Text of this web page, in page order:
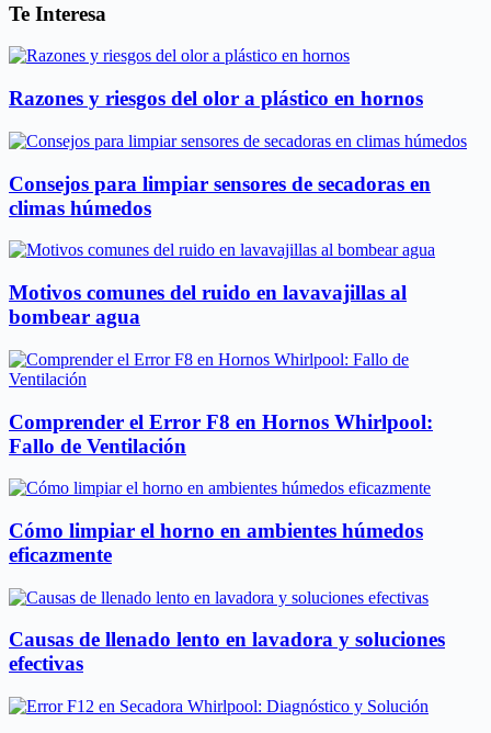
Te Interesa
Razones y riesgos del olor a plástico en hornos
Consejos para limpiar sensores de secadoras en
climas húmedos
Motivos comunes del ruido en lavavajillas al
bombear agua
Comprender el Error F8 en Hornos Whirlpool:
Fallo de Ventilación
Cómo limpiar el horno en ambientes húmedos
eficazmente
Causas de llenado lento en lavadora y soluciones
efectivas